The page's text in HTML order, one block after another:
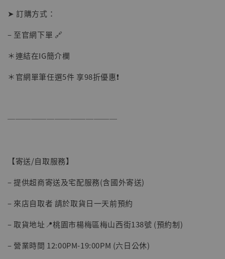
子彈飛 鵝城縣長 張麻子 [BK01]
➤ 訂購方式：
– 至官網下單 🔗
＊連結在IG簡介欄
＊官網單筆任選5件 享98折優惠❗️
──────────────
【寄送/自取服務】
– 提供超商寄送及宅配服務(含國外寄送)
– 來店自取者 請於取貨日一天前預約
– 取貨地址📍桃園市楊梅區梅山西街138號 (預約制)
– 營業時間 12:00PM-19:00PM (六日公休)